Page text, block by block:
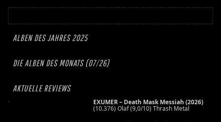
ALBEN DES JAHRES 2025
DIE ALBEN DES MONATS (07/26)
AKTUELLE REVIEWS
EXUMER – Death Mask Messiah (2026)
(10.376) Olaf (9,0/10) Thrash Metal